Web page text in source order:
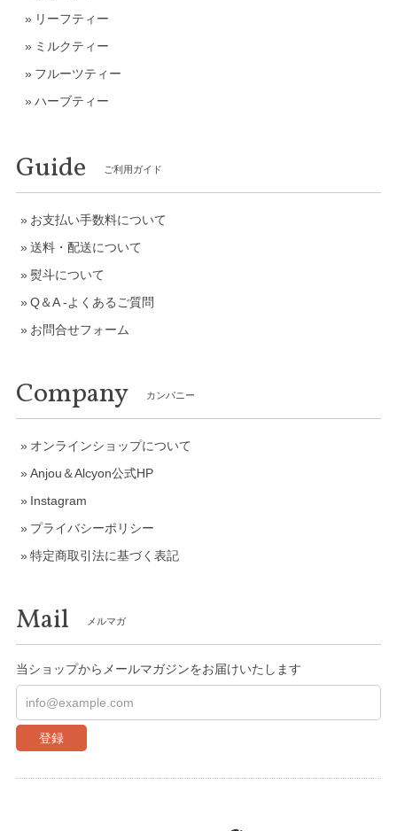
リーフティー
ミルクティー
フルーツティー
ハーブティー
Guide ご利用ガイド
お支払い手数料について
送料・配送について
熨斗について
Q＆A -よくあるご質問
お問合せフォーム
Company カンパニー
オンラインショップについて
Anjou＆Alcyon公式HP
Instagram
プライバシーポリシー
特定商取引法に基づく表記
Mail メルマガ
当ショップからメールマガジンをお届けいたします
登録